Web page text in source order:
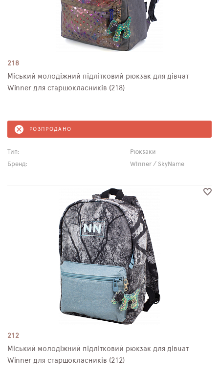
218
Міський молодіжний підлітковий рюкзак для дівчат
Winner для старшокласників (218)
РОЗПРОДАНО
Тип:
Рюкзаки
Бренд:
Winner / SkyName
212
Міський молодіжний підлітковий рюкзак для дівчат
Winner для старшокласників (212)